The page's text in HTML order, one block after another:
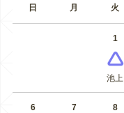
日 月 火
1
池上
6 7 8